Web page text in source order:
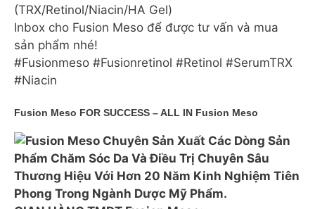
(TRX/Retinol/Niacin/HA Gel)
Inbox cho Fusion Meso để được tư vấn và mua
sản phẩm nhé!
#Fusionmeso #Fusionretinol #Retinol #SerumTRX
#Niacin
Fusion Meso FOR SUCCESS – ALL IN Fusion Meso